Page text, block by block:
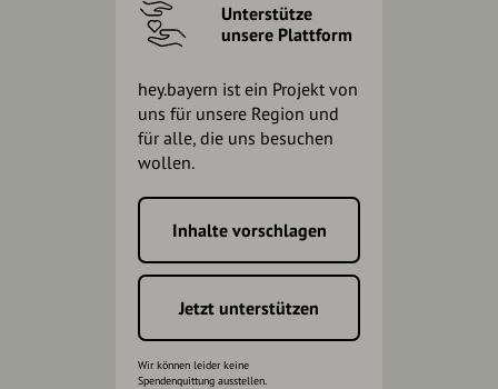
Unterstütze
unsere Plattform
hey.bayern ist ein Projekt von
uns für unsere Region und
für alle, die uns besuchen
wollen.
Inhalte vorschlagen
Jetzt unterstützen
Wir können leider keine
Spendenquittung ausstellen.